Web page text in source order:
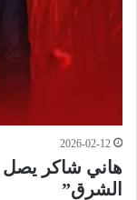
2026-02-12
هاني شاكر يصل
الشرق”